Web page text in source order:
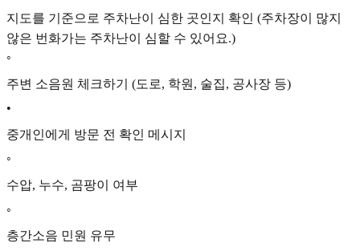
지도를 기준으로 주차난이 심한 곳인지 확인 (주차장이 많지
않은 번화가는 주차난이 심할 수 있어요.)
◦
주변 소음원 체크하기 (도로, 학원, 술집, 공사장 등)
•
중개인에게 방문 전 확인 메시지
◦
수압, 누수, 곰팡이 여부
◦
층간소음 민원 유무